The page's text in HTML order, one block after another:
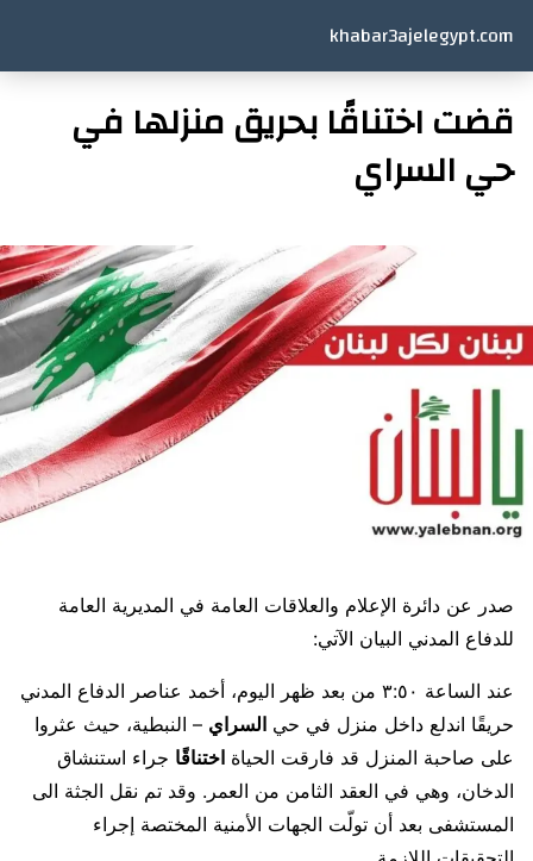
khabar3ajelegypt.com
قضت اختناقًا بحريق منزلها في
حي السراي
صدر عن دائرة الإعلام والعلاقات العامة في المديرية العامة
للدفاع المدني البيان الآتي:
عند الساعة ٣:٥٠ من بعد ظهر اليوم، أخمد عناصر الدفاع المدني
حريقًا اندلع داخل منزل في حي السراي – النبطية، حيث عثروا
على صاحبة المنزل قد فارقت الحياة اختناقًا جراء استنشاق
الدخان، وهي في العقد الثامن من العمر. وقد تم نقل الجثة الى
المستشفى بعد أن تولّت الجهات الأمنية المختصة إجراء